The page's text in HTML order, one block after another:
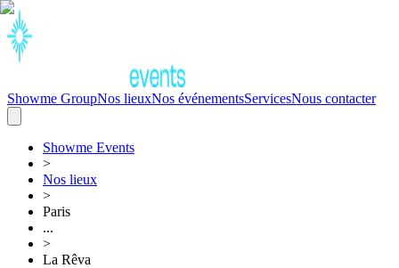
Showme GroupNos lieuxNos événementsServicesNous contacter
Showme Events
>
Nos lieux
>
Paris
...
>
La Rêva